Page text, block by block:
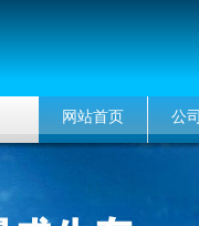
网站首页 公